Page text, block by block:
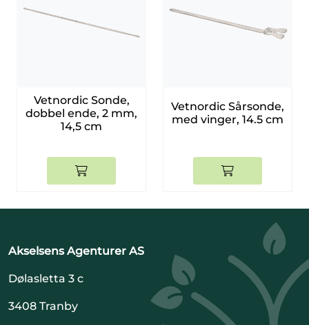
Vetnordic Sonde,
dobbel ende, 2 mm,
14,5 cm
Vetnordic Sårsonde,
med vinger, 14.5 cm
Akselsens Agenturer AS
Dølasletta 3 c
3408 Tranby